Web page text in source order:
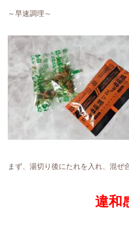
～早速調理～
まず、湯切り後にたれを入れ、混ぜ
違和